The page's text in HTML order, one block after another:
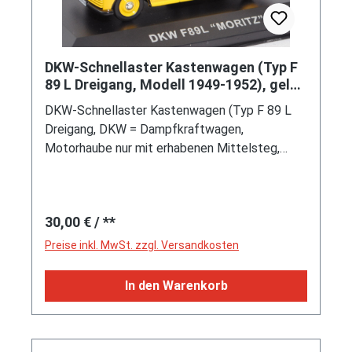
DKW-Schnellaster Kastenwagen (Typ F
89 L Dreigang, Modell 1949-1952), gelb,
MORITZ, IXO, 1:43, mb
DKW-Schnellaster Kastenwagen (Typ F 89 L
Dreigang, DKW = Dampfkraftwagen,
Motorhaube nur mit erhabenen Mittelsteg,
cm³ sowie 20 PS, Radstand 2500 mm, Länge
3925 mm, Modell 1949-1952), verkehrsgelb,
schwarz, Druck gefülltes Bierglas und 1856 / M
/ MORITZ in reinweiß/ultramarinblau auf den
vorderen Türen, Druck MORITZ und gefülltes
Bierglas in reinweiß/ultramarinblau und
Regulärer Preis:
30,00 €/ **
Preise inkl. MwSt. zzgl. Versandkosten
In den Warenkorb